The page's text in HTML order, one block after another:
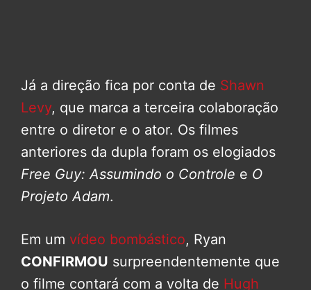
Já a direção fica por conta de Shawn
Levy, que marca a terceira colaboração
entre o diretor e o ator. Os filmes
anteriores da dupla foram os elogiados
Free Guy: Assumindo o Controle e O
Projeto Adam.
Em um vídeo bombástico, Ryan
CONFIRMOU surpreendentemente que
o filme contará com a volta de Hugh